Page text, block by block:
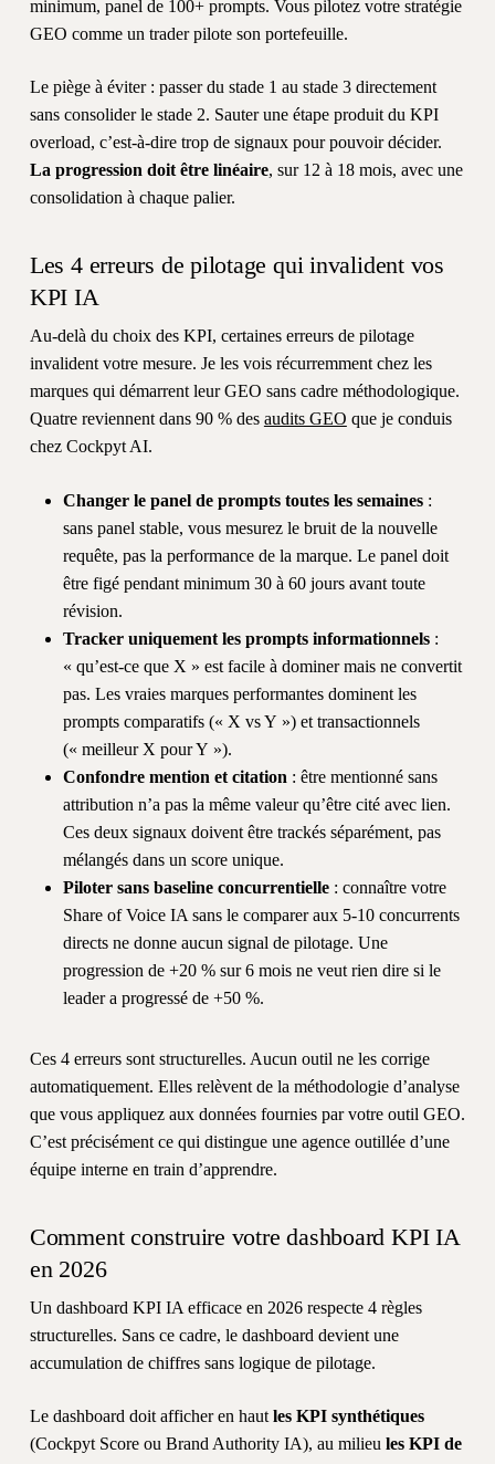
minimum, panel de 100+ prompts. Vous pilotez votre stratégie
GEO comme un trader pilote son portefeuille.
Le piège à éviter : passer du stade 1 au stade 3 directement
sans consolider le stade 2. Sauter une étape produit du KPI
overload, c’est-à-dire trop de signaux pour pouvoir décider.
La progression doit être linéaire, sur 12 à 18 mois, avec une
consolidation à chaque palier.
Les 4 erreurs de pilotage qui invalident vos
KPI IA
Au-delà du choix des KPI, certaines erreurs de pilotage
invalident votre mesure. Je les vois récurremment chez les
marques qui démarrent leur GEO sans cadre méthodologique.
Quatre reviennent dans 90 % des audits GEO que je conduis
chez Cockpyt AI.
Changer le panel de prompts toutes les semaines:
sans panel stable, vous mesurez le bruit de la nouvelle
requête, pas la performance de la marque. Le panel doit
être figé pendant minimum 30 à 60 jours avant toute
révision.
Tracker uniquement les prompts informationnels:
« qu’est-ce que X » est facile à dominer mais ne convertit
pas. Les vraies marques performantes dominent les
prompts comparatifs (« X vs Y ») et transactionnels
(« meilleur X pour Y »).
Confondre mention et citation : être mentionné sans
attribution n’a pas la même valeur qu’être cité avec lien.
Ces deux signaux doivent être trackés séparément, pas
mélangés dans un score unique.
Piloter sans baseline concurrentielle: connaître votre
Share of Voice IA sans le comparer aux 5-10 concurrents
directs ne donne aucun signal de pilotage. Une
progression de +20 % sur 6 mois ne veut rien dire si le
leader a progressé de +50 %.
Ces 4 erreurs sont structurelles. Aucun outil ne les corrige
automatiquement. Elles relèvent de la méthodologie d’analyse
que vous appliquez aux données fournies par votre outil GEO.
C’est précisément ce qui distingue une agence outillée d’une
équipe interne en train d’apprendre.
Comment construire votre dashboard KPI IA
en 2026
Un dashboard KPI IA efficace en 2026 respecte 4 règles
structurelles. Sans ce cadre, le dashboard devient une
accumulation de chiffres sans logique de pilotage.
Le dashboard doit afficher en haut les KPI synthétiques
(Cockpyt Score ou Brand Authority IA), au milieu les KPI de